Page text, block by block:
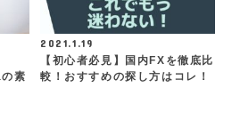
素
2021.1.19
【初心者必見】国内FXを徹底比
較！おすすめの探し方はコレ！